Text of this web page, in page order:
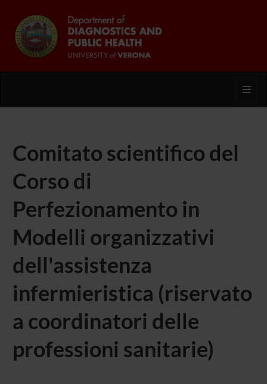
Comitato scientifico del
Corso di
Perfezionamento in
Modelli organizzativi
dell'assistenza
infermieristica (riservato
a coordinatori delle
professioni sanitarie)